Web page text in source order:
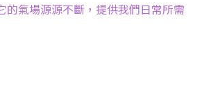
氣場源源不斷，提供我們日常所需